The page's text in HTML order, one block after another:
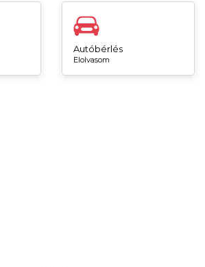
Autóbérlés
Elolvasom